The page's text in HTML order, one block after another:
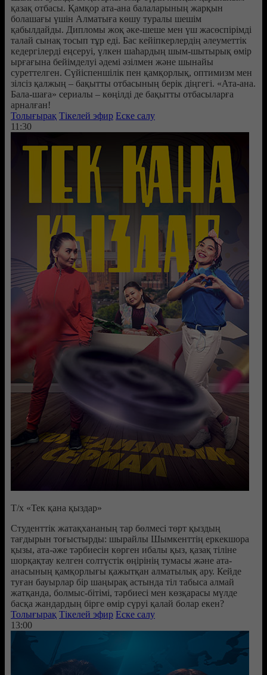
қазақ отбасы. Қамқор ата-ана балаларының жарқын
болашағы үшін Алматыға көшу туралы шешім
қабылдайды. Дипломы жоқ әке-шеше мен үш жасөспірімді
талай сынақ тосып тұр еді. Бас кейіпкерлердің әлеуметтік
кедергілерді еңсеруі, үлкен шаһардың шым-шытырық өмір
ырғағына бейімделуі әдемі әзілмен және шынайы
суреттелген. Сүйіспеншілік пен қамқорлық, оптимизм мен
зілсіз қалжың – бақытты отбасының берік діңгегі. «Ата-ана.
Бала-шаға» сериалы – көңілді де бақытты отбасыларға
арналған!
Толығырақ Тікелей эфир Еске салу
11:30
Т/х «Тек қана қыздар»
Студенттік жатақхананың тар бөлмесі төрт қыздың
тағдырын тоғыстырды: шырайлы Шымкенттің еркекшора
қызы, ата-әже тәрбиесін көрген ибалы қыз, қазақ тіліне
шорқақтау келген солтүстік өңірінің тумасы және ата-
анасының қамқорлығы қажытқан алматылық ару. Кейде
туған бауырлар бір шаңырақ астында тіл табыса алмай
жатқанда, болмыс-бітімі, тәрбиесі мен көзқарасы мүлде
басқа жандардың бірге өмір сүруі қалай болар екен?
Толығырақ Тікелей эфир Еске салу
13:00